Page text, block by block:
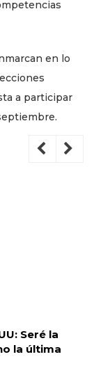
en lo
a participar
Seré la
la última